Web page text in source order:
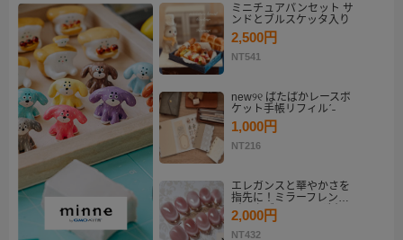
ミニチュアパンセット サ
ンドとブルスケッタ入り
2,500円
NT541
new୨୧ ぱたぱかレースポ
ケット手帳リフィルˊ˗
1,000円
NT216
エレガンスと華やかさを
指先に！ミラーフレンチ
ピンクゴールド マグネッ
トネイルチップセット
【ネイルチップオーダ
2,000円
NT432